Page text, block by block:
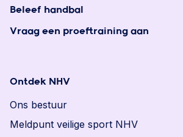
Beleef handbal
Vraag een proeftraining aan
Ontdek NHV
Ons bestuur
Meldpunt veilige sport NHV